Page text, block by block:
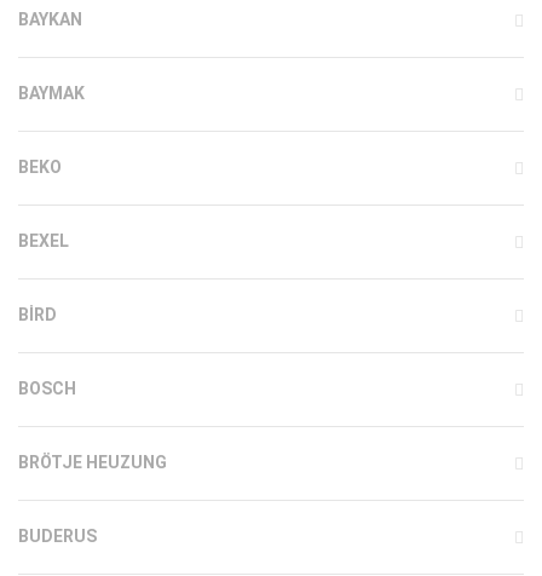
BAYKAN
BAYMAK
BEKO
BEXEL
BIRD
BOSCH
BRÖTJE HEUZUNG
BUDERUS